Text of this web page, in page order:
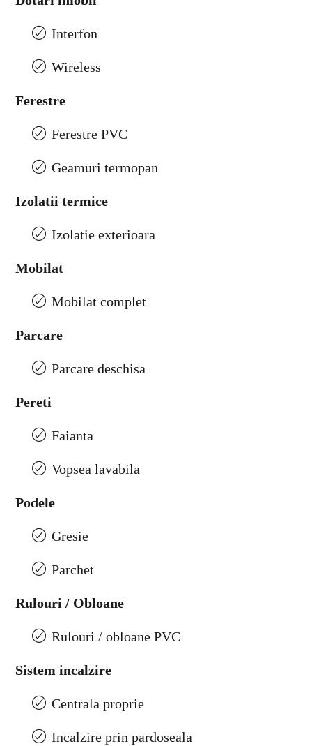
Interfon
Wireless
Ferestre
Ferestre PVC
Geamuri termopan
Izolatii termice
Izolatie exterioara
Mobilat
Mobilat complet
Parcare
Parcare deschisa
Pereti
Faianta
Vopsea lavabila
Podele
Gresie
Parchet
Rulouri / Obloane
Rulouri / obloane PVC
Sistem incalzire
Centrala proprie
Incalzire prin pardoseala